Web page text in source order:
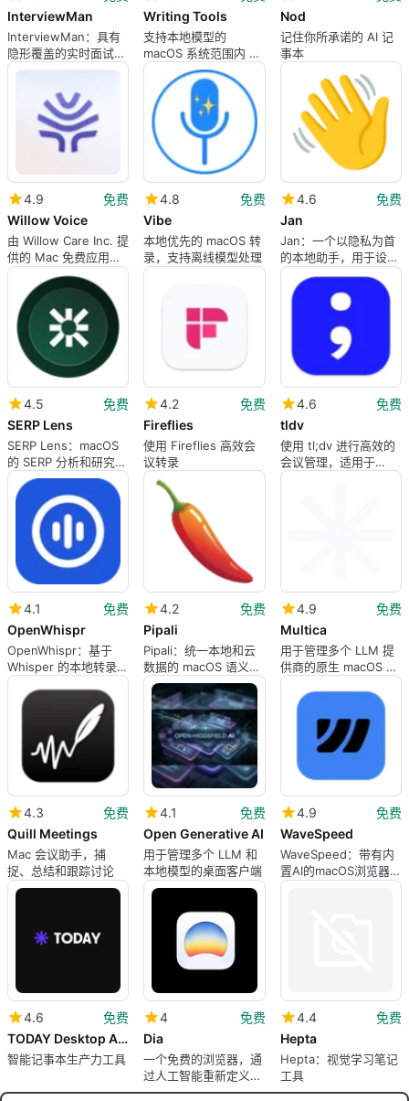
InterviewMan
InterviewMan：具有
隐形覆盖的实时面试助
手，适用于Mac
Writing Tools
支持本地模型的
macOS 系统范围内 AI
写作助手
Nod
记住你所承诺的 AI 记
事本
4.9
免费
Willow Voice
由 Willow Care Inc. 提
供的 Mac 免费应用程
序。
4.8
免费
Vibe
本地优先的 macOS 转
录，支持离线模型处理
4.6
免费
Jan
Jan：一个以隐私为首
的本地助手，用于设备
上的 LLM 工作
4.5
免费
SERP Lens
SERP Lens：macOS
的 SERP 分析和研究覆
盖工具，供 SEO 使用
4.2
免费
Fireflies
使用 Fireflies 高效会
议转录
4.6
免费
tldv
使用 tl;dv 进行高效的
会议管理，适用于
Mac
4.1
免费
OpenWhispr
OpenWhispr：基于
Whisper 的本地转录工
具，适用于 macOS
4.2
免费
Pipali
Pipali：统一本地和云
数据的 macOS 语义搜
索
4.9
免费
Multica
用于管理多个 LLM 提
供商的原生 macOS 客
户端
4.3
免费
Quill Meetings
Mac 会议助手，捕
捉、总结和跟踪讨论
4.1
免费
Open Generative AI
用于管理多个 LLM 和
本地模型的桌面客户端
4.9
免费
WaveSpeed
WaveSpeed：带有内
置AI的macOS浏览器，
提供更快的研究
4.6
免费
TODAY Desktop App
智能记事本生产力工具
4
免费
Dia
一个免费的浏览器，通
过人工智能重新定义浏
览体验
4.4
免费
Hepta
Hepta：视觉学习笔记
工具